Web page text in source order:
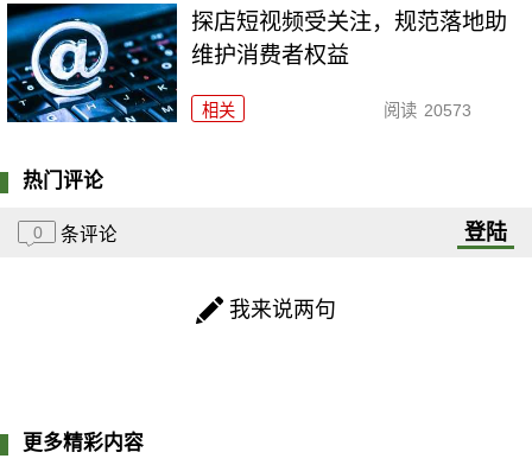
探店短视频受关注，规范落地助
维护消费者权益
相关 阅读 20573
热门评论
0 条评论 登陆
我来说两句
更多精彩内容